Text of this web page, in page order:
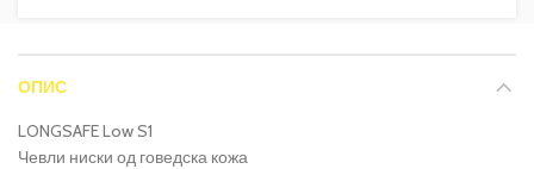
ОПИС
LONGSAFE Low S1
Чевли ниски од говедска кожа